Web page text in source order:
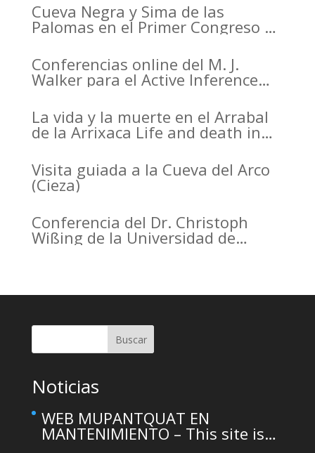
Cueva Negra y Sima de las
Palomas en el Primer Congreso de
Murcia organizado por el CDL
Conferencias online del M. J.
Walker para el Active Inference
La vida y la muerte en el Arrabal
de la Arrixaca Life and death in
Visita guiada a la Cueva del Arco
(Cieza)
Conferencia del Dr. Christoph
Wißing de la Universidad de
versus early modern humans:
pattern Buscar
Noticias
WEB MUPANTQUAT EN
MANTENIMIENTO – This site is